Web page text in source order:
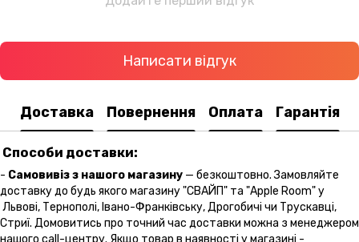
Написати відгук
Доставка Повернення Оплата Гарантія
Способи доставки:
- Самовивіз з нашого магазину — безкоштовно. Замовляйте
доставку до будь якого магазину "СВАЙП" та "Apple Room" у
Львові, Тернополі, Івано-Франківську, Дрогобичі чи Трускавці,
Стриї. Домовитись про точний час доставки можна з менеджером
нашого call-центру. Якщо товар в наявності у магазині -